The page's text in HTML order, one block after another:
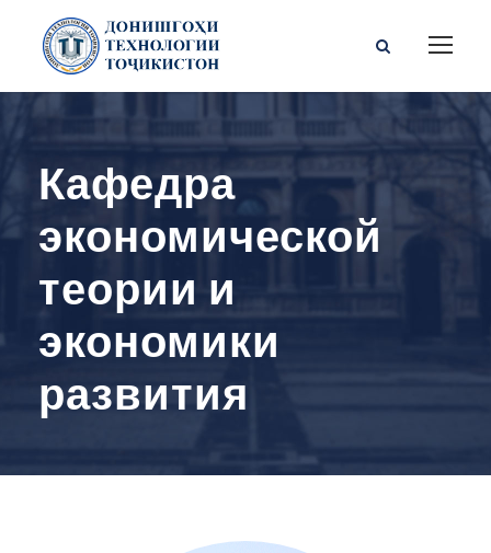
Кафедра
экономической
теории и
экономики
развития